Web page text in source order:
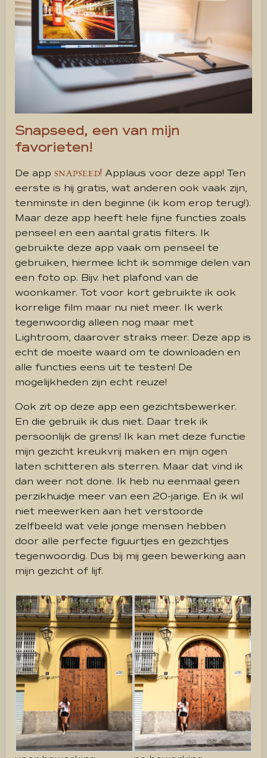
Snapseed, een van mijn
favorieten!
De app SNAPSEED! Applaus voor deze app! Ten
eerste is hij gratis, wat anderen ook vaak zijn,
tenminste in den beginne (ik kom erop terug!).
Maar deze app heeft hele fijne functies zoals
penseel en een aantal gratis filters. Ik
gebruikte deze app vaak om penseel te
gebruiken, hiermee licht ik sommige delen van
een foto op. Bijv. het plafond van de
woonkamer. Tot voor kort gebruikte ik ook
korrelige film maar nu niet meer. Ik werk
tegenwoordig alleen nog maar met
Lightroom, daarover straks meer. Deze app is
echt de moeite waard om te downloaden en
alle functies eens uit te testen! De
mogelijkheden zijn echt reuze!
Ook zit op deze app een gezichtsbewerker.
En die gebruik ik dus niet. Daar trek ik
persoonlijk de grens! Ik kan met deze functie
mijn gezicht kreukvrij maken en mijn ogen
laten schitteren als sterren. Maar dat vind ik
dan weer not done. Ik heb nu eenmaal geen
perzikhuidje meer van een 20-jarige. En ik wil
niet meewerken aan het verstoorde
zelfbeeld wat vele jonge mensen hebben
door alle perfecte figuurtjes en gezichtjes
tegenwoordig. Dus bij mij geen bewerking aan
mijn gezicht of lijf.